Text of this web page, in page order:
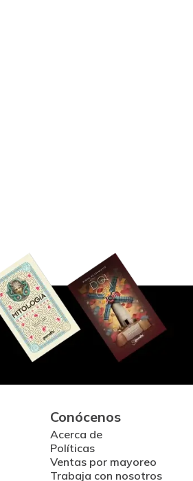
Conócenos
Acerca de
Políticas
Ventas por mayoreo
Trabaja con nosotros